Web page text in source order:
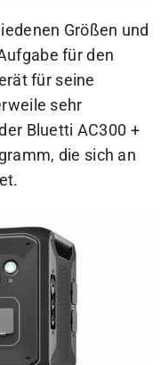
Größen und
für den
für seine
sehr
Bluetti AC300 +
die sich an